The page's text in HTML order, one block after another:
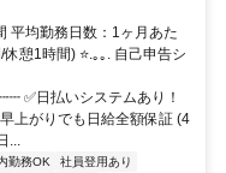
平均勤務日数：1ヶ月あた
憩1時間) ⭐.｡｡. 自己申告シ
✅日払いシステムあり！
上がりでも日給全額保証 (4
勤務OK
社員登用あり